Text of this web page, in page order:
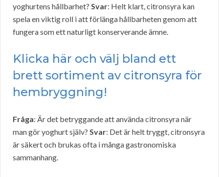
yoghurtens hållbarhet? Svar: Helt klart, citronsyra kan
spela en viktig roll i att förlänga hållbarheten genom att
fungera som ett naturligt konserverande ämne.
Klicka här och välj bland ett
brett sortiment av citronsyra för
hembryggning!
Fråga: Är det betryggande att använda citronsyra när
man gör yoghurt själv? Svar: Det är helt tryggt, citronsyra
är säkert och brukas ofta i många gastronomiska
sammanhang.